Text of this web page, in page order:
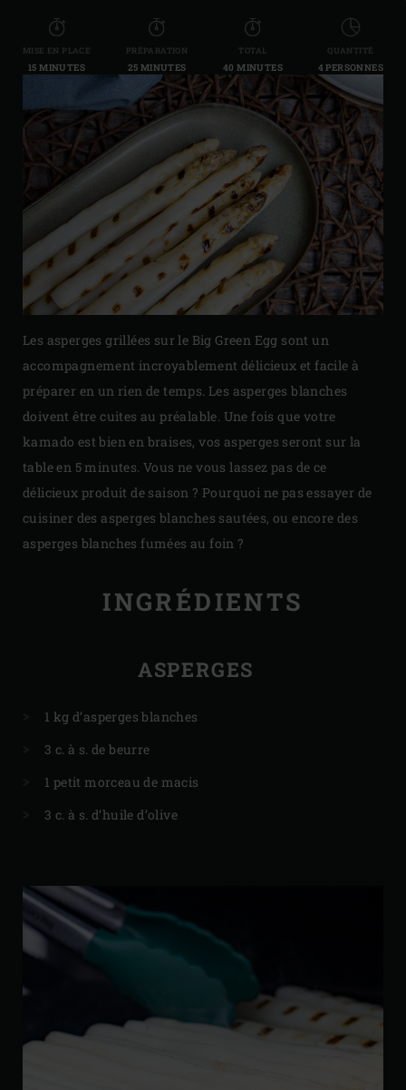
MISE EN PLACE
15 MINUTES
PRÉPARATION
25 MINUTES
TOTAL
40 MINUTES
QUANTITÉ
4 PERSONNES
Les asperges grillées sur le Big Green Egg sont un
accompagnement incroyablement délicieux et facile à
préparer en un rien de temps. Les asperges blanches
doivent être cuites au préalable. Une fois que votre
kamado est bien en braises, vos asperges seront sur la
table en 5 minutes. Vous ne vous lassez pas de ce
délicieux produit de saison ? Pourquoi ne pas essayer de
cuisiner des asperges blanches sautées, ou encore des
asperges blanches fumées au foin ?
INGRÉDIENTS
ASPERGES
1 kg d’asperges blanches
3 c. à s. de beurre
1 petit morceau de macis
3 c. à s. d’huile d’olive